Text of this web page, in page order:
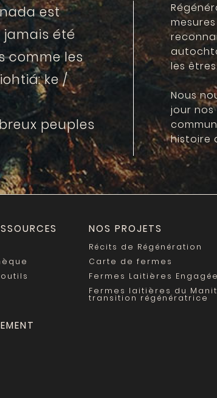
est
été
comme les
ke /
peuples
les êtres.
Nous
jour
histoire
NOS PROJETS
Récits de Régénération
Carte de fermes
Fermes Laitières
Fermes laitières du
transition régénératrice